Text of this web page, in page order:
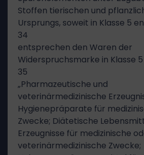
Stoffen tierischen und
Ursprungs, soweit in Klasse 5
34
entsprechen den Waren der
Widerspruchsmarke in Klasse 5
35
„Pharmazeutische und
veterinärmedizinische
Hygienepräparate für
Zwecke; Diätetische
Erzeugnisse für medizinische
veterinärmedizinische Zwecke;